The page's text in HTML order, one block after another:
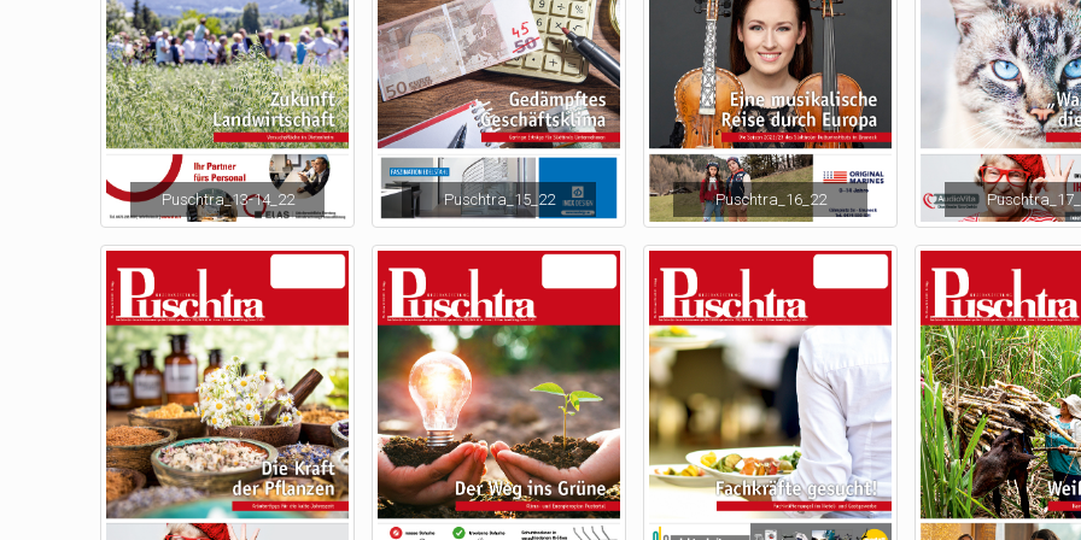
Puschtra_13-14_22 Puschtra_15_22 Puschtra_16_22